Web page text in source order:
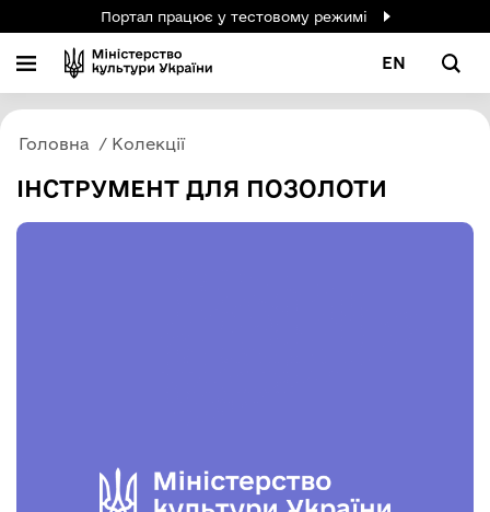
Портал працює у тестовому режимі
EN
Головна Колекції
ІНСТРУМЕНТ ДЛЯ ПОЗОЛОТИ